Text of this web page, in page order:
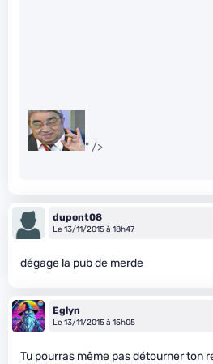
" />
dupont08
Le 13/11/2015 à 18h47
dégage la pub de merde
Eglyn
Le 13/11/2015 à 15h05
Tu pourras même pas détourner ton